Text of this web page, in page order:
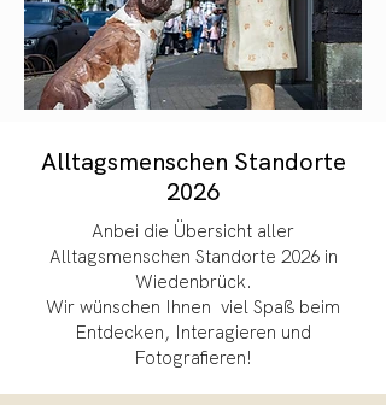
Alltagsmenschen Standorte
2026
Anbei die Übersicht aller
Alltagsmenschen Standorte 2026 in
Wiedenbrück.
Wir wünschen Ihnen viel Spaß beim
Entdecken, Interagieren und
Fotografieren!